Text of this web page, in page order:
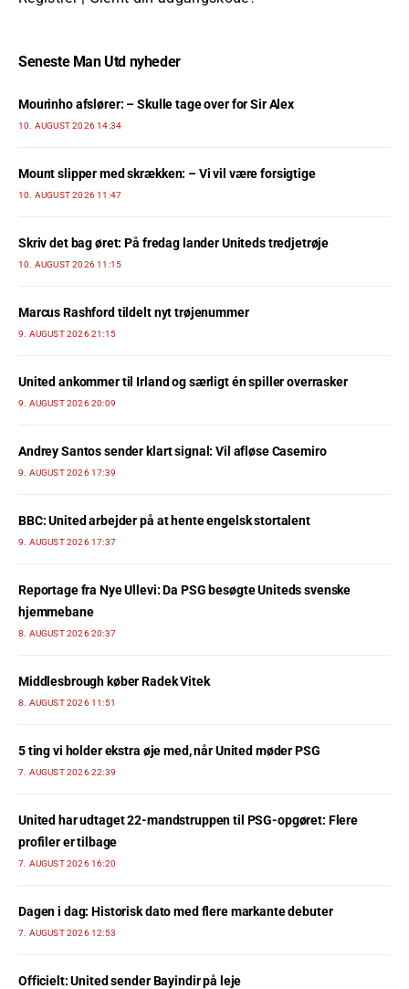
Seneste Man Utd nyheder
Mourinho afslører: – Skulle tage over for Sir Alex
10. AUGUST 2026 14:34
Mount slipper med skrækken: – Vi vil være forsigtige
10. AUGUST 2026 11:47
Skriv det bag øret: På fredag lander Uniteds tredjetrøje
10. AUGUST 2026 11:15
Marcus Rashford tildelt nyt trøjenummer
9. AUGUST 2026 21:15
United ankommer til Irland og særligt én spiller overrasker
9. AUGUST 2026 20:09
Andrey Santos sender klart signal: Vil afløse Casemiro
9. AUGUST 2026 17:39
BBC: United arbejder på at hente engelsk stortalent
9. AUGUST 2026 17:37
Reportage fra Nye Ullevi: Da PSG besøgte Uniteds svenske
hjemmebane
8. AUGUST 2026 20:37
Middlesbrough køber Radek Vitek
8. AUGUST 2026 11:51
5 ting vi holder ekstra øje med, når United møder PSG
7. AUGUST 2026 22:39
United har udtaget 22-mandstruppen til PSG-opgøret: Flere
profiler er tilbage
7. AUGUST 2026 16:20
Dagen i dag: Historisk dato med flere markante debuter
7. AUGUST 2026 12:53
Officielt: United sender Bayindir på leje